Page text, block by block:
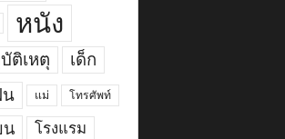
หนัง
ติเหตุ เด็ก
แม่ โทรศัพท์
น โรงแรม